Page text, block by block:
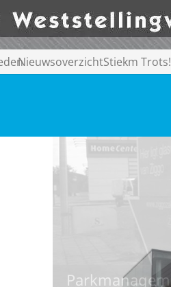
NieuwsoverzichtStiekm Trots!